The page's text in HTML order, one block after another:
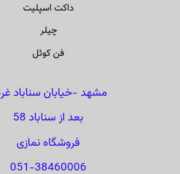
داکت اسپلیت
چیلر
فن کوئل
مشهد -خیابان سناباد
بعد از سناباد 58
فروشگاه نمازی
051-38460006